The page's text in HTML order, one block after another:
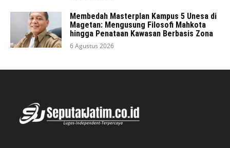
Membedah Masterplan Kampus 5 Unesa di
Magetan: Mengusung Filosofi Mahkota
hingga Penataan Kawasan Berbasis Zona
6 Agustus 2026